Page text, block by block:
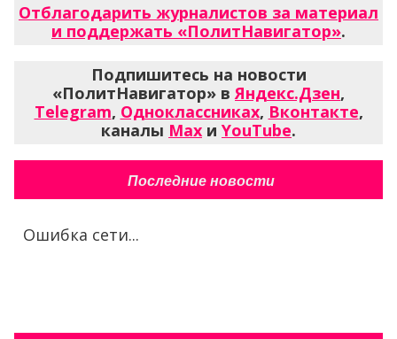
Отблагодарить журналистов за материал
и поддержать «ПолитНавигатор».
Подпишитесь на новости
«ПолитНавигатор» вЯндекс.Дзен,
Telegram, Одноклассниках, Вконтакте,
каналы Max и YouTube.
Последние новости
Ошибка сети...